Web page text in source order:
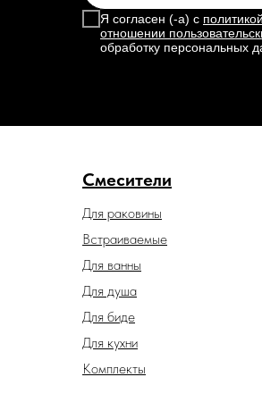
Я согласен (-а) с
отношении
обработку персональных
Смесители
Встраиваемые
Для биде
Для ванны
Для душа
Для раковины
Для кухни
Комплекты